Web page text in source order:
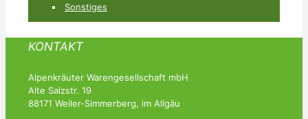
Sonstiges
KONTAKT
Alpenkräuter Warengesellschaft mbH
Alte Salzstr. 19
88171 Weiler-Simmerberg, im Allgäu